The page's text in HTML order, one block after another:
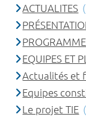
ACTUALITES
EQUIPES ET
Actualités et
Equipes
Le projet TIE